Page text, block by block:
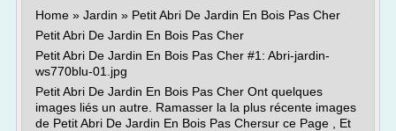
Home » Jardin » Petit Abri De Jardin En Bois Pas Cher
Petit Abri De Jardin En Bois Pas Cher
Petit Abri De Jardin En Bois Pas Cher #1: Abri-jardin-
ws770blu-01.jpg
Petit Abri De Jardin En Bois Pas Cher Ont quelques
images liés un autre. Ramasser la la plus récente images
de Petit Abri De Jardin En Bois Pas Chersur ce Page , Et